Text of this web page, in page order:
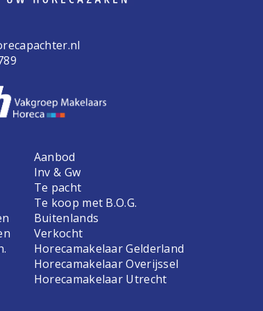
Aanbod
Inv & Gw
Te pacht
Te koop met B.O.G.
Buitenlands
Verkocht
Horecamakelaar Gelderland
Horecamakelaar Overijssel
Horecamakelaar Utrecht